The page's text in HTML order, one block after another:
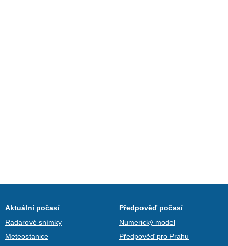
Aktuální počasí
Radarové snímky
Meteostanice
Předpověď počasí
Numerický model
Předpověď pro Prahu